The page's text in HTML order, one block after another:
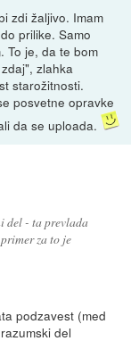
zdi žaljivo. Imam
prilike. Samo
To je, da te bom
zlahka
starožitnosti.
posvetne opravke
da se uploada.
del - ta prevlada
za to je
podzavest (med
del